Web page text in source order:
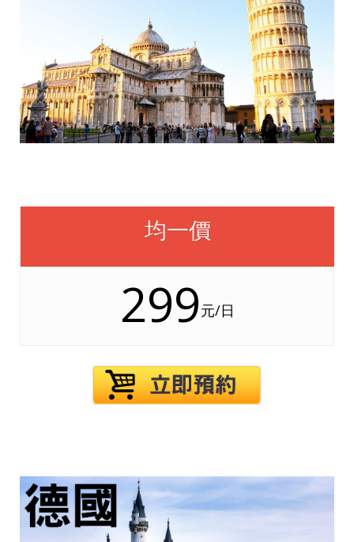
均一價
299元/日